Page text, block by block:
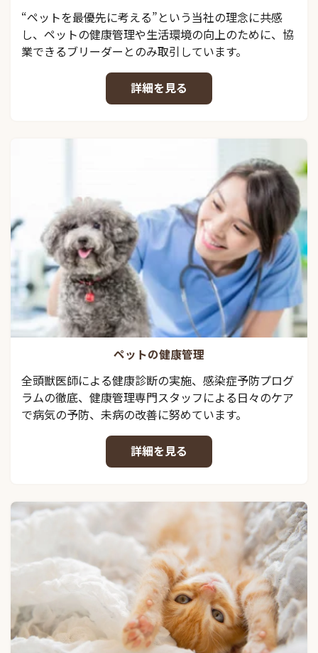
“ペットを最優先に考える”という当社の理念に共感
し、ペットの健康管理や生活環境の向上のために、協
業できるブリーダーとのみ取引しています。
詳細を見る
ペットの健康管理
全頭獣医師による健康診断の実施、感染症予防プログ
ラムの徹底、健康管理専門スタッフによる日々のケア
で病気の予防、未病の改善に努めています。
詳細を見る